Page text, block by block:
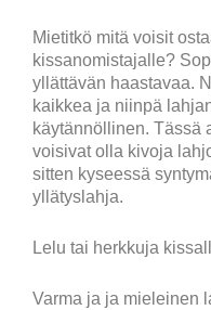
Mietitkö mitä voisit
kissanomistajalle?
yllättävän haastavaa.
kaikkea ja niinpä
käytännöllinen. Tässä
voisivat olla kivoja
sitten kyseessä
yllätyslahja.
Lelu tai herkkuja
Varma ja ja mieleinen